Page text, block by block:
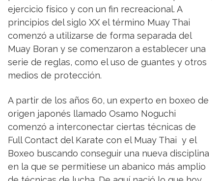
ejercicio físico y con un fin recreacional. A
principios del siglo XX el término Muay Thai
comenzó a utilizarse de forma separada del
Muay Boran y se comenzaron a establecer una
serie de reglas, como el uso de guantes y otros
medios de protección.
A partir de los años 60, un experto en boxeo de
origen japonés llamado Osamo Noguchi
comenzó a interconectar ciertas técnicas de
Full Contact del Karate con el Muay Thai y el
Boxeo buscando conseguir una nueva disciplina
en la que se permitiese un abanico más amplio